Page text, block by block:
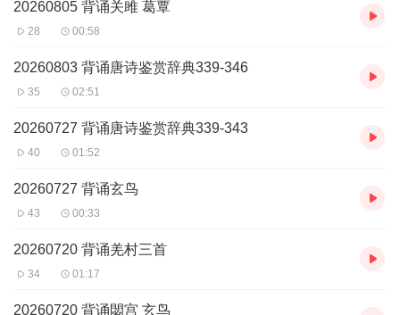
20260805 背诵关雎 葛覃
28 00:58
20260803 背诵唐诗鉴赏辞典339-346
35 02:51
20260727 背诵唐诗鉴赏辞典339-343
40 01:52
20260727 背诵玄鸟
43 00:33
20260720 背诵羌村三首
34 01:17
20260720 背诵閟宫 玄鸟